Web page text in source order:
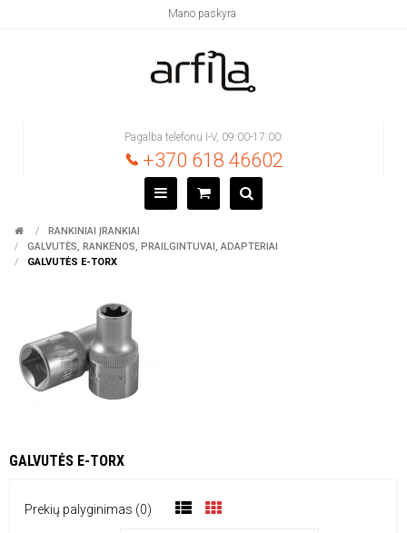
Mano paskyra
Pagalba telefonu I-V, 09:00-17:00:
+370 618 46602
RANKINIAI ĮRANKIAI
GALVUTĖS, RANKENOS, PRAILGINTUVAI, ADAPTERIAI
GALVUTĖS E-TORX
GALVUTĖS E-TORX
Prekių palyginimas (0)